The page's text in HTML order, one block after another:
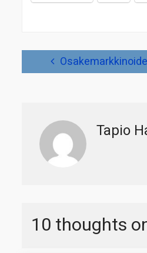
Artikkelien
Tapio
10 thoughts